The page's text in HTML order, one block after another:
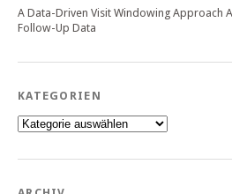
A Data-Driven Visit Windowing Approach
Follow-Up Data
KATEGORIEN
Kategorien